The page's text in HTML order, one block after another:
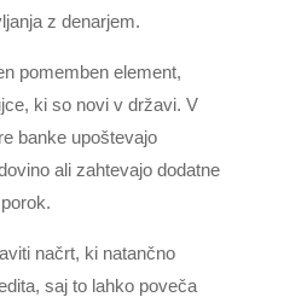
z denarjem.
pomemben element,
ki so novi v državi. V
banke upoštevajo
ali zahtevajo dodatne
načrt, ki natančno
saj to lahko poveča